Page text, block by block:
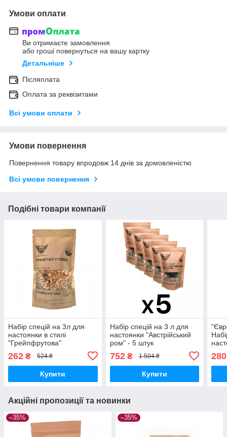
Умови оплати
Ви отримаєте замовлення
або гроші повернуться на вашу картку
Детальніше
Післяплата
Оплата за реквізитами
Всі умови оплати
Умови повернення
Повернення товару впродовж 14 днів за домовленістю
Всі умови повернення
Подібні товари компанії
Набір спецій на 3л для
настоянки в стилі
"Грейпфрутова"
262 ₴ 524 ₴
Купити
Набір спецій на 3 л для
настоянки "Австрійський
ром" - 5 штук
752₴ 1 504 ₴
Купити
Акційні пропозиції та новинки
–35% –35%